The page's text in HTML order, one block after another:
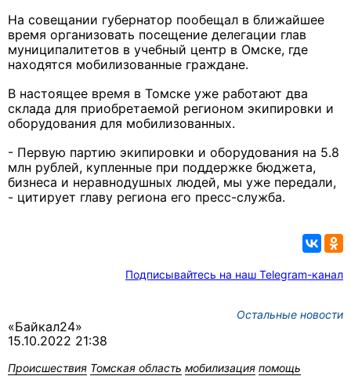
На совещании губернатор пообещал в ближайшее
время организовать посещение делегации глав
муниципалитетов в учебный центр в Омске, где
находятся мобилизованные граждане.
В настоящее время в Томске уже работают два
склада для приобретаемой регионом экипировки и
оборудования для мобилизованных.
- Первую партию экипировки и оборудования на 5.8
млн рублей, купленные при поддержке бюджета,
бизнеса и неравнодушных людей, мы уже передали,
- цитирует главу региона его пресс-служба.
Подписывайтесь на наш Telegram-канал
Остальные новости
«Байкал24»
15.10.2022 21:38
Происшествия Томская область мобилизация помощь